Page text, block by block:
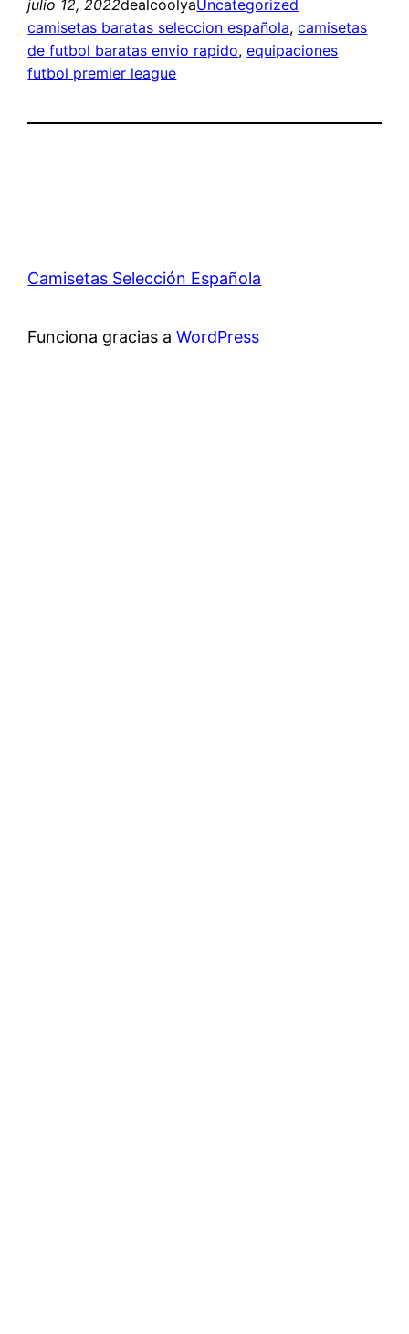
julio 12, 2022dealcoolyaUncategorized
camisetas baratas seleccion española, camisetas
de futbol baratas envio rapido, equipaciones
futbol premier league
Camisetas Selección Española
Funciona gracias aWordPress